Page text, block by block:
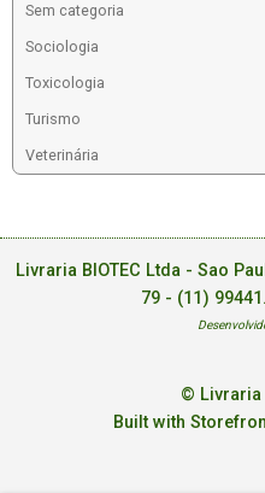
Sem categoria
Sociologia
Toxicologia
Turismo
Veterinária
Livraria BIOTEC Ltda - Sao
79 - (11)
© Livraria
Built with